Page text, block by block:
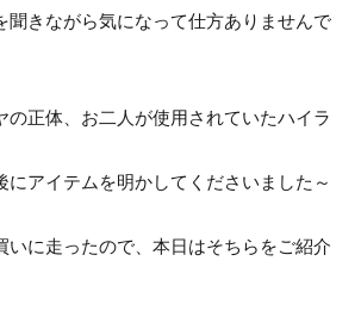
聞きながら気になって仕方ありませんで
の正体、お二人が使用されていたハイラ
にアイテムを明かしてくださいました～
いに走ったので、本日はそちらをご紹介